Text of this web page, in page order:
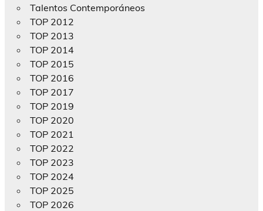
Talentos Contemporáneos
TOP 2012
TOP 2013
TOP 2014
TOP 2015
TOP 2016
TOP 2017
TOP 2019
TOP 2020
TOP 2021
TOP 2022
TOP 2023
TOP 2024
TOP 2025
TOP 2026